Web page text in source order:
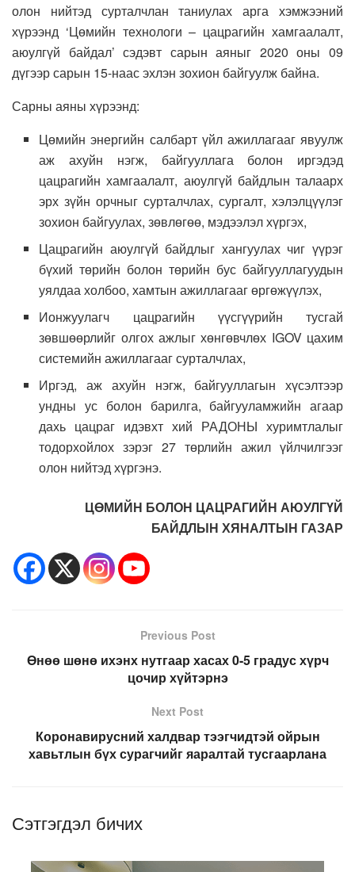
олон нийтэд сурталчлан таниулах арга хэмжээний
хүрээнд ‘Цөмийн технологи – цацрагийн хамгаалалт,
аюулгүй байдал’ сэдэвт сарын аяныг 2020 оны 09
дүгээр сарын 15-наас эхлэн зохион байгуулж байна.
Сарны аяны хүрээнд:
Цөмийн энергийн салбарт үйл ажиллагааг явуулж
аж ахуйн нэгж, байгууллага болон иргэдэд
цацрагийн хамгаалалт, аюулгүй байдлын талаарх
эрх зүйн орчныг сурталчлах, сургалт, хэлэлцүүлэг
зохион байгуулах, зөвлөгөө, мэдээлэл хүргэх,
Цацрагийн аюулгүй байдлыг хангуулах чиг үүрэг
бүхий төрийн болон төрийн бус байгууллагуудын
уялдаа холбоо, хамтын ажиллагааг өргөжүүлэх,
Ионжуулагч цацрагийн үүсгүүрийн тусгай
зөвшөөрлийг олгох ажлыг хөнгөвчлөх IGOV цахим
системийн ажиллагааг сурталчлах,
Иргэд, аж ахуйн нэгж, байгууллагын хүсэлтээр
ундны ус болон барилга, байгууламжийн агаар
дахь цацраг идэвхт хий РАДОНЫ хуримтлалыг
тодорхойлох зэрэг 27 төрлийн ажил үйлчилгээг
олон нийтэд хүргэнэ.
ЦӨМИЙН БОЛОН ЦАЦРАГИЙН АЮУЛГҮЙ
БАЙДЛЫН ХЯНАЛТЫН ГАЗАР
Previous Post
Өнөө шөнө ихэнх нутгаар хасах 0-5 градус хүрч
цочир хүйтэрнэ
Next Post
Коронавирусний халдвар тээгчидтэй ойрын
хавьтлын бүх сурагчийг яаралтай тусгаарлана
Сэтгэгдэл бичих